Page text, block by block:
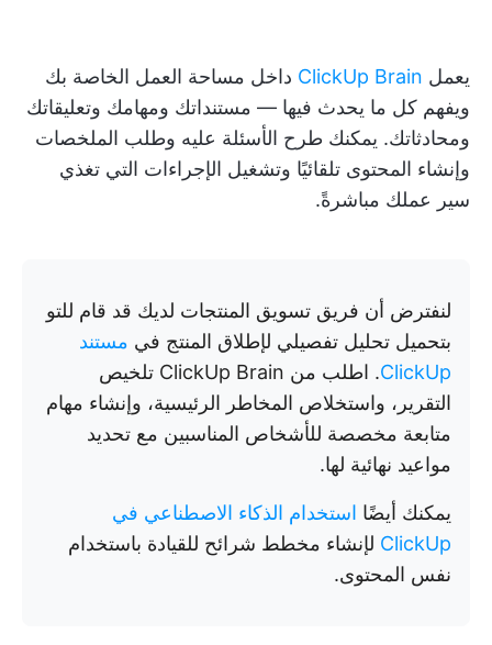
يعمل ClickUp Brain داخل مساحة العمل الخاصة بك
ويفهم كل ما يحدث فيها — مستنداتك ومهامك وتعليقاتك
ومحادثاتك. يمكنك طرح الأسئلة عليه وطلب الملخصات
وإنشاء المحتوى تلقائيًا وتشغيل الإجراءات التي تغذي
سير عملك مباشرةً.
لنفترض أن فريق تسويق المنتجات لديك قد قام للتو
بتحميل تحليل تفصيلي لإطلاق المنتج في مستند
ClickUp
. اطلب من ClickUp Brain تلخيص
التقرير، واستخلاص المخاطر الرئيسية، وإنشاء مهام
متابعة مخصصة للأشخاص المناسبين مع تحديد
مواعيد نهائية لها.
يمكنك أيضًا استخدام الذكاء الاصطناعي في
ClickUp لإنشاء مخطط شرائح للقيادة باستخدام
نفس المحتوى.